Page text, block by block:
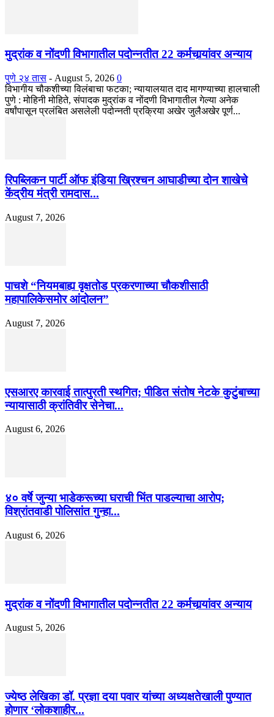
मुद्रांक व नोंदणी विभागातील पदोन्नतीत 22 कर्मचार्‍यांवर अन्याय
पुणे २४ तास - August 5, 2026 0
विभागीय चौकशीच्या विलंबाचा फटका; न्यायालयात दाद मागण्याच्या हालचाली
पुणे : मोहिनी मोहिते, संपादक मुद्रांक व नोंदणी विभागातील गेल्या अनेक
वर्षांपासून प्रलंबित असलेली पदोन्नती प्रक्रिया अखेर जुलैअखेर पूर्ण...
रिपब्लिकन पार्टी ऑफ इंडिया ख्रिश्चन आघाडीच्या दोन शाखेचे
केंद्रीय मंत्री रामदास...
August 7, 2026
पाचशे “नियमबाह्य वृक्षतोड प्रकरणाच्या चौकशीसाठी
महापालिकेसमोर आंदोलन”
August 7, 2026
एसआरए कारवाई तात्पुरती स्थगित; पीडित संतोष नेटके कुटुंबाच्या
न्यायासाठी क्रांतिवीर सेनेचा...
August 6, 2026
४० वर्षे जुन्या भाडेकरूच्या घराची भिंत पाडल्याचा आरोप;
विश्रांतवाडी पोलिसांत गुन्हा...
August 6, 2026
मुद्रांक व नोंदणी विभागातील पदोन्नतीत 22 कर्मचार्‍यांवर अन्याय
August 5, 2026
ज्येष्ठ लेखिका डॉ. प्रज्ञा दया पवार यांच्या अध्यक्षतेखाली पुण्यात
होणार ‘लोकशाहीर...